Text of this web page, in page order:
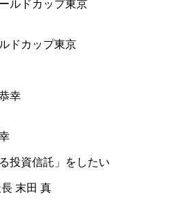
ドカップ東京
投資信託」をしたい